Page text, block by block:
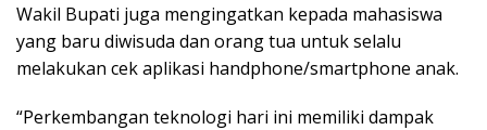
Wakil Bupati juga mengingatkan kepada mahasiswa
yang baru diwisuda dan orang tua untuk selalu
melakukan cek aplikasi handphone/smartphone anak.
“Perkembangan teknologi hari ini memiliki dampak